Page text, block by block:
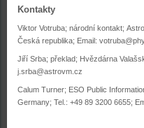
Kontakty
Viktor Votruba; národní kontakt;
Česká republika; Email:
Jiří Srba; překlad; Hvězdárna
j.srba@astrovm.cz
Calum Turner; ESO Public
Germany; Tel.: +49 89 3200 6655;